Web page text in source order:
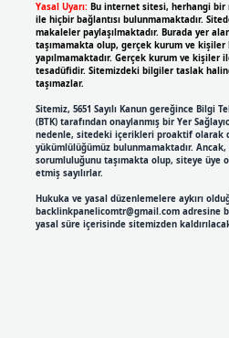
Yasal Uyarı: Bu internet sitesi, herhangi bir
ile hiçbir bağlantısı bulunmamaktadır.
makaleler paylaşılmaktadır. Burada yer
taşımamakta olup, gerçek kurum ve kişiler
yapılmamaktadır. Gerçek kurum ve kişiler
tesadüfidir. Sitemizdeki bilgiler taslak
taşımazlar.
Sitemiz, 5651 Sayılı Kanun gereğince Bilgi
(BTK) tarafından onaylanmış bir Yer
nedenle, sitedeki içerikleri proaktif olarak
yükümlülüğümüz bulunmamaktadır.
sorumluluğunu taşımakta olup, siteye üye
etmiş sayılırlar.
Hukuka ve yasal düzenlemelere aykırı
backlinkpanelicomtr@gmail.comadresine
yasal süre içerisinde sitemizden